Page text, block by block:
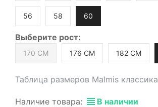
56 58 60
Выберите рост:
170 СМ 176 СМ 182 СМ
Таблица размеров Malmis классика
Наличие товара: В наличии